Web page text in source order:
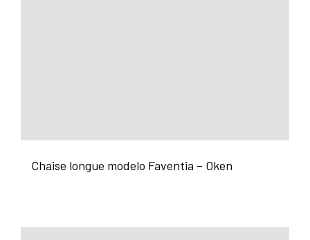
Chaise longue modelo Faventia – Oken